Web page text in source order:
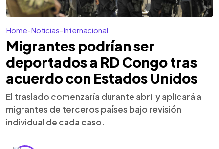
Home-Noticias-Internacional
Migrantes podrían ser
deportados a RD Congo tras
acuerdo con Estados Unidos
El traslado comenzaría durante abril y aplicará a
migrantes de terceros países bajo revisión
individual de cada caso.